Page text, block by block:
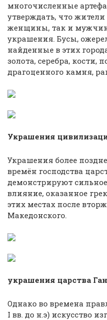
многочисленные
утверждать, что
женщины, так и
украшения. Бусы,
найденные в этих
золота, серебра, кости,
драгоценного камня,
Украшения
Украшения более
времён господства
демонстрируют
влияние, оказанное
этих местах после
Македонского.
украшения царства
Однако во времена
I вв. до н.э) искусство